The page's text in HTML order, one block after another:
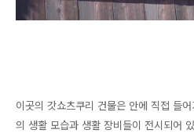
이곳의 갓쇼츠쿠리 건물은 안에 직접 들
의 생활 모습과 생활 장비들이 전시되어